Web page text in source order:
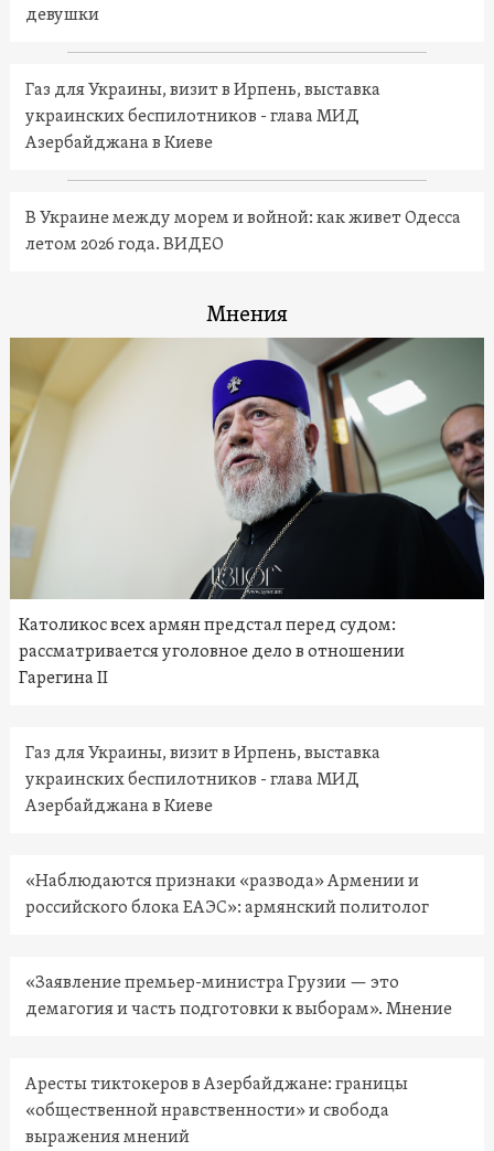
девушки
Газ для Украины, визит в Ирпень, выставка
украинских беспилотников - глава МИД
Азербайджана в Киеве
В Украине между морем и войной: как живет Одесса
летом 2026 года. ВИДЕО
Мнения
Католикос всех армян предстал перед судом:
рассматривается уголовное дело в отношении
Гарегина II
Газ для Украины, визит в Ирпень, выставка
украинских беспилотников - глава МИД
Азербайджана в Киеве
«Наблюдаются признаки «развода» Армении и
российского блока ЕАЭС»: армянский политолог
«Заявление премьер-министра Грузии — это
демагогия и часть подготовки к выборам». Мнение
Аресты тиктокеров в Азербайджане: границы
«общественной нравственности» и свобода
выражения мнений